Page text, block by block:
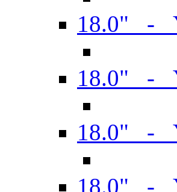
18.0" -
18.0" -
18.0" -
18.0" -